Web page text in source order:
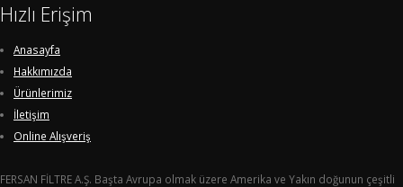
Hızlı Erişim
Anasayfa
Hakkımızda
Ürünlerimiz
İletişim
Online Alışveriş
FERSAN FİLTRE A.Ş. Başta Avrupa olmak üzere Amerika ve Yakın doğunun çeşitli